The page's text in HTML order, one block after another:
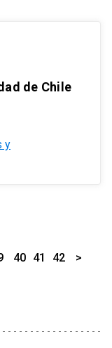
de Chile
y
40 41 42 >